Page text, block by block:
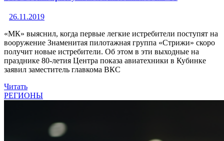
26.11.2019
«МК» выяснил, когда первые легкие истребители поступят на
вооружение Знаменитая пилотажная группа «Стрижи» скоро
получит новые истребители. Об этом в эти выходные на
празднике 80-летия Центра показа авиатехники в Кубинке
заявил заместитель главкома ВКС
Читать
РЕГИОНЫ